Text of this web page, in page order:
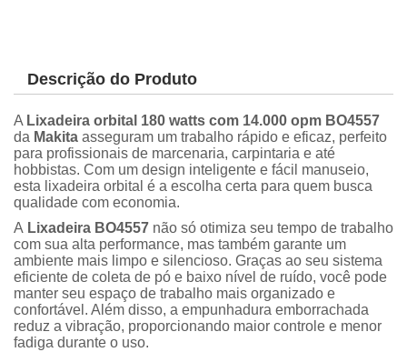
Descrição do Produto
A Lixadeira orbital 180 watts com 14.000 opm BO4557
da Makita asseguram um trabalho rápido e eficaz, perfeito
para profissionais de marcenaria, carpintaria e até
hobbistas. Com um design inteligente e fácil manuseio,
esta lixadeira orbital é a escolha certa para quem busca
qualidade com economia.
A Lixadeira BO4557 não só otimiza seu tempo de trabalho
com sua alta performance, mas também garante um
ambiente mais limpo e silencioso. Graças ao seu sistema
eficiente de coleta de pó e baixo nível de ruído, você pode
manter seu espaço de trabalho mais organizado e
confortável. Além disso, a empunhadura emborrachada
reduz a vibração, proporcionando maior controle e menor
fadiga durante o uso.